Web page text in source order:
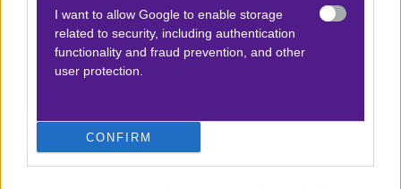
I want to allow Google to enable storage
related to security, including authentication
functionality and fraud prevention, and other
user protection.
CONFIRM
ΣΤΟΙΧΗΜΑ
Αναλύσεις αγώνων